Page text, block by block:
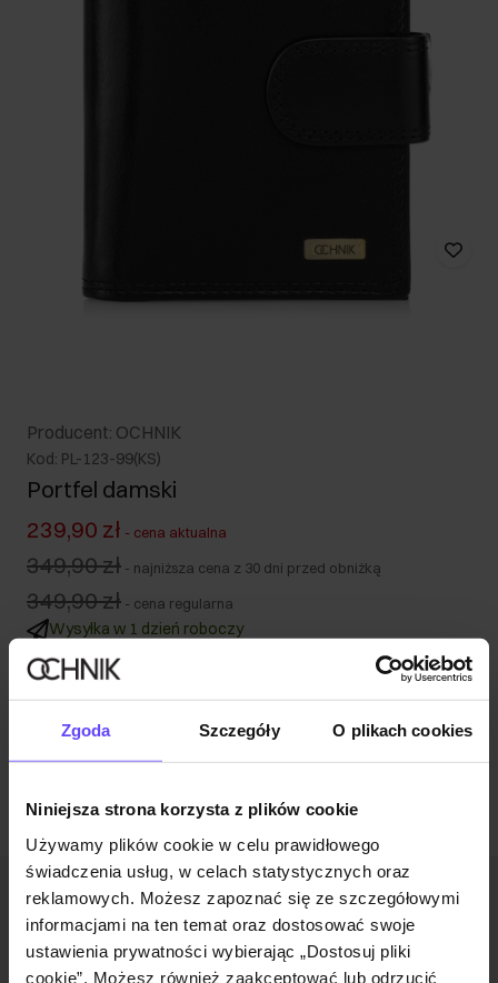
Zgoda Szczegóły O plikach cookies
Niniejsza strona korzysta z plików cookie
Używamy plików cookie w celu prawidłowego
świadczenia usług, w celach statystycznych oraz
reklamowych. Możesz zapoznać się ze szczegółowymi
informacjami na ten temat oraz dostosować swoje
ustawienia prywatności wybierając „Dostosuj pliki
cookie”. Możesz również zaakceptować lub odrzucić
Producent: OCHNIK
Kod: PL-123-99(KS)
Portfel damski
239,90 zł - cena aktualna
349,90 zł - najniższa cena z 30 dni przed obniżką
349,90 zł - cena regularna
Wysyłka w 1 dzień roboczy
Opis produktu
Opinie
Newsletter
Bądź na bieżąco z nowościami i promocjami!